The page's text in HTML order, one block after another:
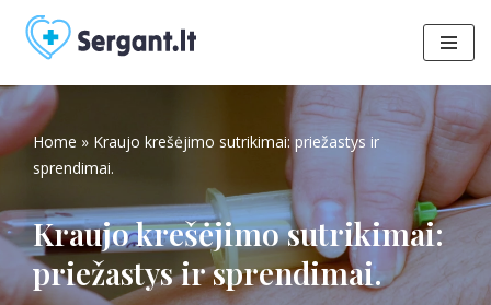
Skip
to
content
Home » Kraujo krešėjimo sutrikimai: priežastys ir
sprendimai.
Kraujo krešėjimo sutrikimai:
priežastys ir sprendimai.